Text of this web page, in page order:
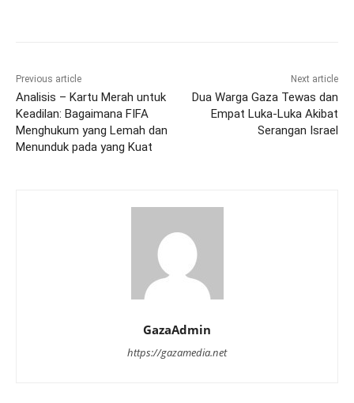
Previous article
Analisis – Kartu Merah untuk
Keadilan: Bagaimana FIFA
Menghukum yang Lemah dan
Menunduk pada yang Kuat
Next article
Dua Warga Gaza Tewas dan
Empat Luka-Luka Akibat
Serangan Israel
GazaAdmin
https://gazamedia.net